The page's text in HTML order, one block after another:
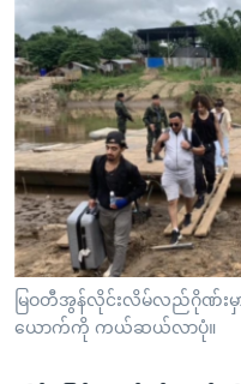
ရန်
ပင်မ
အ
ညွန်း
စာမျက်နှာ
သို့
ကျော်
ကြည့်
ရန်
ရှာဖွေ
မကြေးမုံရဲ့ အင်္ဂလိပ်စာ
ရုပ်ရှင်ထဲက အင်္ဂလိပ်စာ
သုတပဒေသာ အင်္ဂလိပ်စာ
တီဗွီ
ရေဒီယိုနှင့်ရုပ်သံ အချက်အ
ရေဒီယို/တီဗွီအစီအစဉ်
Learning English
ဗွီအိုအေ လူမှုကွန်ယက်များ
ဘာသာစကားများ
မြဝတီအွန်လိုင်းလိမ်လည်ဂိုဏ်းမှ
ယောက်ကို ကယ်ဆယ်လာပုံ။